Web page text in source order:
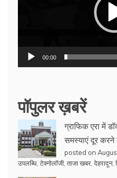
00:00
पॉपुलर ख़बरें
ग्राफिक एरा में
समस्याएं दूर करने
posted on
उपलब्धि टेक्नोलॉजी ताजा खबर देहरादून,